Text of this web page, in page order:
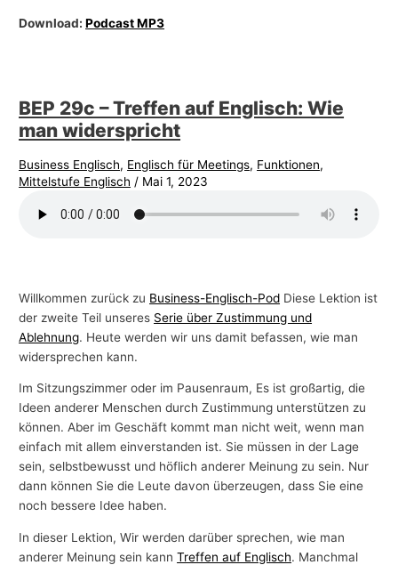
Download:Podcast MP3
BEP 29c – Treffen auf Englisch: Wie
man widerspricht
Business Englisch, Englisch für Meetings, Funktionen,
Mittelstufe Englisch / Mai 1, 2023
Willkommen zurück zu Business-Englisch-Pod Diese Lektion ist
der zweite Teil unseres Serie über Zustimmung und
Ablehnung. Heute werden wir uns damit befassen, wie man
widersprechen kann.
Im Sitzungszimmer oder im Pausenraum, Es ist großartig, die
Ideen anderer Menschen durch Zustimmung unterstützen zu
können. Aber im Geschäft kommt man nicht weit, wenn man
einfach mit allem einverstanden ist. Sie müssen in der Lage
sein, selbstbewusst und höflich anderer Meinung zu sein. Nur
dann können Sie die Leute davon überzeugen, dass Sie eine
noch bessere Idee haben.
In dieser Lektion, Wir werden darüber sprechen, wie man
anderer Meinung sein kannTreffen auf Englisch. Manchmal